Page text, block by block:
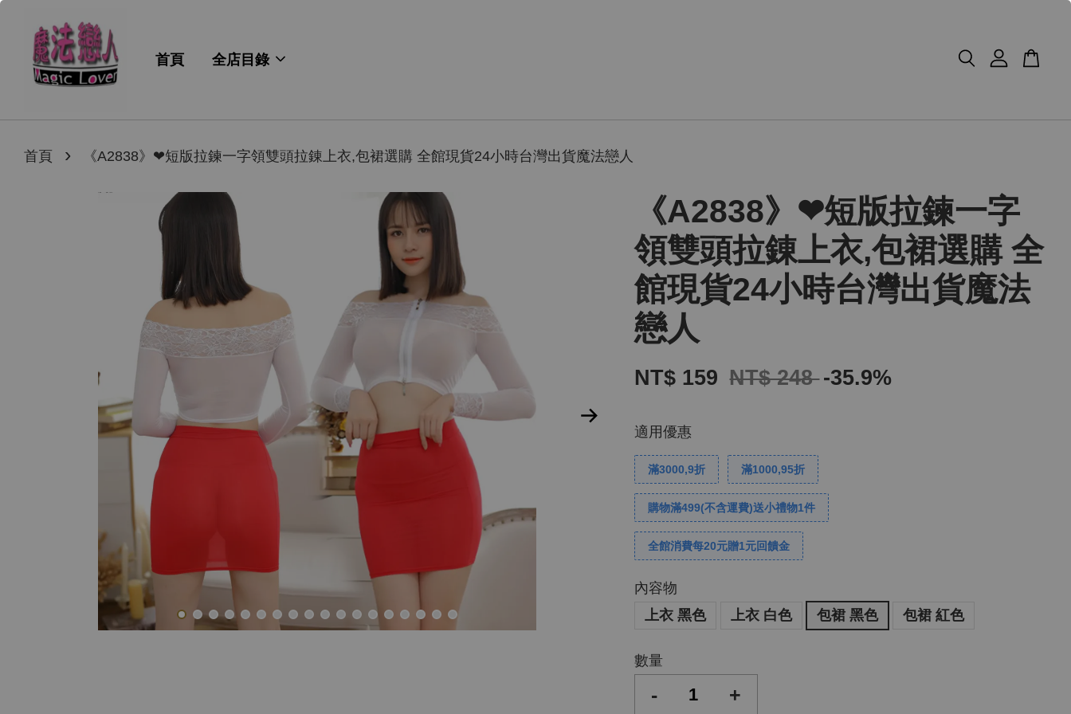
首頁 全店目錄
首頁 › 《A2838》❤短版拉鍊一字領雙頭拉錬上衣,包裙選購 全館現貨24小時台灣出貨魔法戀人
《A2838》❤短版拉鍊一字
領雙頭拉錬上衣,包裙選購 全
館現貨24小時台灣出貨魔法
戀人
NT$ 159 NT$ 248-35.9%
適用優惠
滿3000,9折 滿1000,95折
購物滿499(不含運費)送小禮物1件
全館消費每20元贈1元回饋金
內容物
上衣 黑色
上衣 白色 包裙 黑色 包裙 紅色
數量
- +